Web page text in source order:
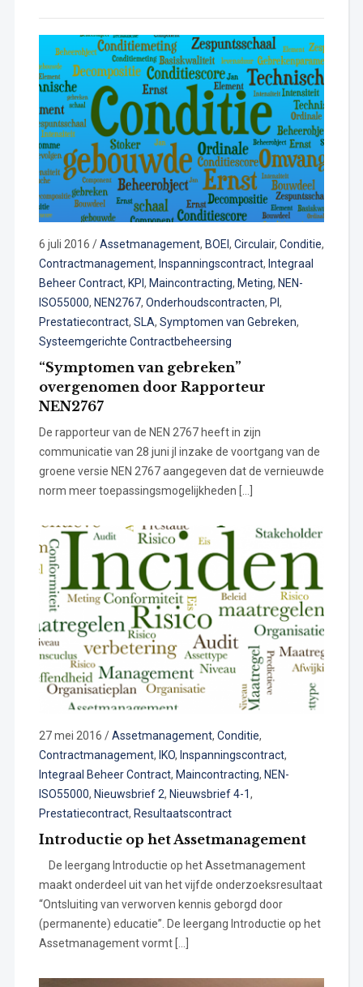
6 juli 2016 /Assetmanagement, BOEI , Circulair, Conditie,
Contractmanagement, Inspanningscontract, Integraal
Beheer Contract, KPI , Maincontracting, Meting, NEN-
ISO55000, NEN2767, Onderhoudscontracten, PI ,
Prestatiecontract, SLA, Symptomen van Gebreken,
Systeemgerichte Contractbeheersing
“Symptomen van gebreken”
overgenomen door Rapporteur
NEN2767
De rapporteur van de NEN 2767 heeft in zijn
communicatie van 28 juni jl inzake de voortgang van de
groene versie NEN 2767 aangegeven dat de vernieuwde
norm meer toepassingsmogelijkheden […]
27 mei 2016 /Assetmanagement, Conditie,
Contractmanagement, IKO, Inspanningscontract,
Integraal Beheer Contract, Maincontracting, NEN-
ISO55000, Nieuwsbrief 2, Nieuwsbrief 4-1,
Prestatiecontract, Resultaatscontract
Introductie op het Assetmanagement
De leergang Introductie op het Assetmanagement
maakt onderdeel uit van het vijfde onderzoeksresultaat
“Ontsluiting van verworven kennis geborgd door
(permanente) educatie”. De leergang Introductie op het
Assetmanagement vormt […]